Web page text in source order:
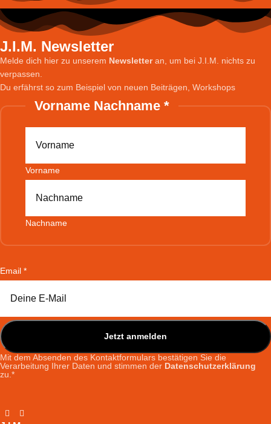
J.I.M. Newsletter
Melde dich hier zu unserem Newsletteran, um bei J.I.M. nichts zu
verpassen.
Du erfährst so zum Beispiel von neuen Beiträgen, Workshops
Vorname Nachname *
Vorname
Nachname
Email
Vorname
Nachname
Email *
Jetzt anmelden
Mit dem Absenden des Kontaktformulars bestätigen Sie die
Verarbeitung Ihrer Daten und stimmen der Datenschutzerklärung
zu.*